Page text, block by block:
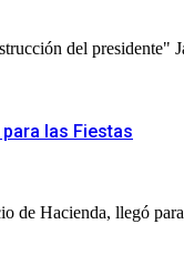
del
las Fiestas
de Hacienda, llegó